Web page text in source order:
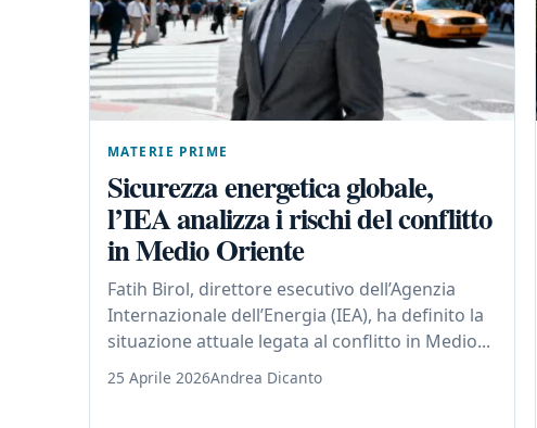
MATERIE PRIME
Sicurezza energetica globale,
l’IEA analizza i rischi del conflitto
in Medio Oriente
Fatih Birol, direttore esecutivo dell’Agenzia
Internazionale dell’Energia (IEA), ha definito la
situazione attuale legata al conflitto in Medio...
25 Aprile 2026Andrea Dicanto